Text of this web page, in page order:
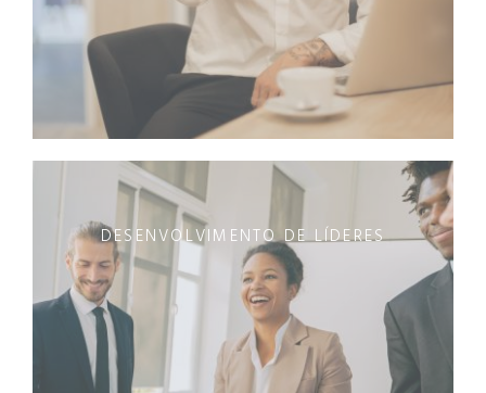
DESENVOLVIMENTO DE LÍDERES